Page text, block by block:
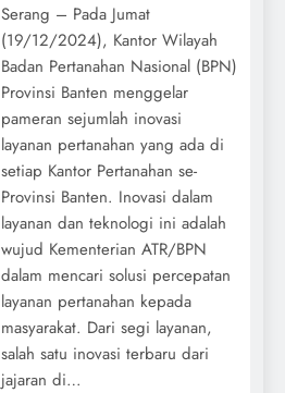
Serang – Pada Jumat
(19/12/2024), Kantor Wilayah
Badan Pertanahan Nasional (BPN)
Provinsi Banten menggelar
pameran sejumlah inovasi
layanan pertanahan yang ada di
setiap Kantor Pertanahan se-
Provinsi Banten. Inovasi dalam
layanan dan teknologi ini adalah
wujud Kementerian ATR/BPN
dalam mencari solusi percepatan
layanan pertanahan kepada
masyarakat. Dari segi layanan,
salah satu inovasi terbaru dari
jajaran di…